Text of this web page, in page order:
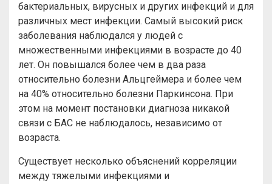
бактериальных, вирусных и других инфекций и для
различных мест инфекции. Самый высокий риск
заболевания наблюдался у людей с
множественными инфекциями в возрасте до 40
лет. Он повышался более чем в два раза
относительно болезни Альцгеймера и более чем
на 40% относительно болезни Паркинсона. При
этом на момент постановки диагноза никакой
связи с БАС не наблюдалось, независимо от
возраста.
Существует несколько объяснений корреляции
между тяжелыми инфекциями и